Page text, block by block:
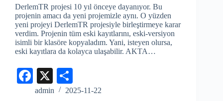
DerlemTR projesi 10 yıl önceye dayanıyor. Bu
projenin amacı da yeni projemizle aynı. O yüzden
yeni projeyi DerlemTR projesiyle birleştirmeye karar
verdim. Projenin tüm eski kayıtlarını, eski-versiyon
isimli bir klasöre kopyaladım. Yani, isteyen olursa,
eski kayıtlara da kolayca ulaşabilir. AKTA…
Fa
ce
X
ha
admin 2025-11-22